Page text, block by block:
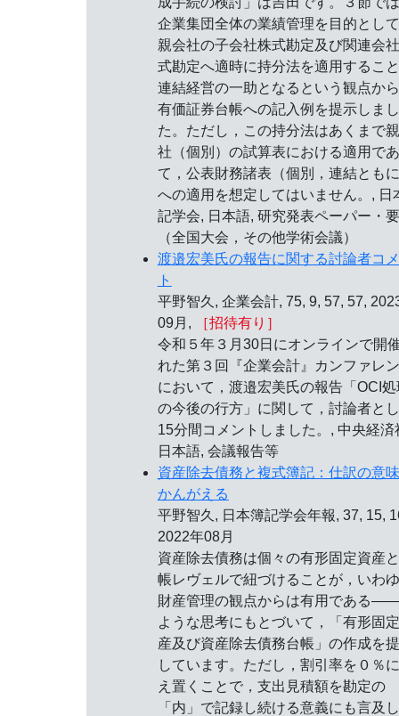
企業集団全体の業績管理を目的とし
親会社の子会社株式勘定及び関連会
式勘定へ適時に持分法を適用するこ
連結経営の一助となるという観点か
有価証券台帳への記入例を提示しまし
た。ただし，この持分法はあくまで
社（個別）の試算表における適用で
て，公表財務諸表（個別，連結とも
への適用を想定してはいません。, 日
記学会, 日本語, 研究発表ペーパー・
（全国大会，その他学術会議）
渡邉宏美氏の報告に関する討論者コ
ト
平野智久, 企業会計, 75, 9, 57, 57,
09月,
［招待有り］
令和５年３月30日にオンラインで開
れた第３回『企業会計』カンファレ
において，渡邉宏美氏の報告「OCI処
の今後の行方」に関して，討論者と
15分間コメントしました。, 中央経済
日本語, 会議報告等
資産除去債務と複式簿記：仕訳の意
かんがえる
平野智久, 日本簿記学会年報, 37, 15,
2022年08月
資産除去債務は個々の有形固定資産
帳レヴェルで紐づけることが，いわ
財産管理の観点からは有用である
ような思考にもとづいて，「有形固
産及び資産除去債務台帳」の作成を
しています。ただし，割引率を０％
え置くことで，支出見積額を勘定の
「内」で記録し続ける意義にも言及